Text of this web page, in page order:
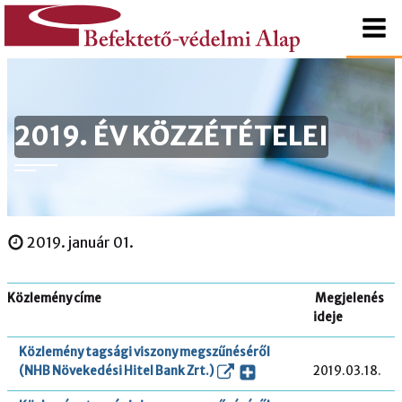
tartalomhoz
Alap
2019. ÉV KÖZZÉTÉTELEI
2019. január 01.
Közlemény címe
Megjelenés
ideje
Közlemény tagsági viszony megszűnéséről
(NHB Növekedési Hitel Bank Zrt.)
2019.03.18.